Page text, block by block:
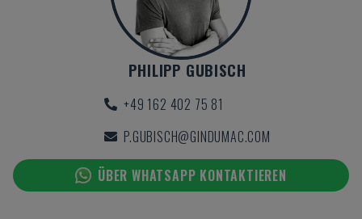
PHILIPP GUBISCH
+49 162 402 75 81
P.GUBISCH@GINDUMAC.COM
ÜBER WHATSAPP KONTAKTIEREN